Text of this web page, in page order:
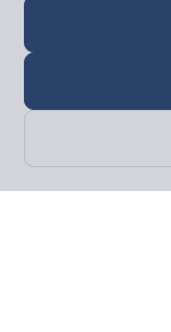
Theo dõi